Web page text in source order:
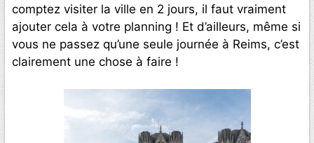
comptez visiter la ville en 2 jours, il faut vraiment
ajouter cela à votre planning ! Et d’ailleurs, même si
vous ne passez qu’une seule journée à Reims, c’est
clairement une chose à faire !